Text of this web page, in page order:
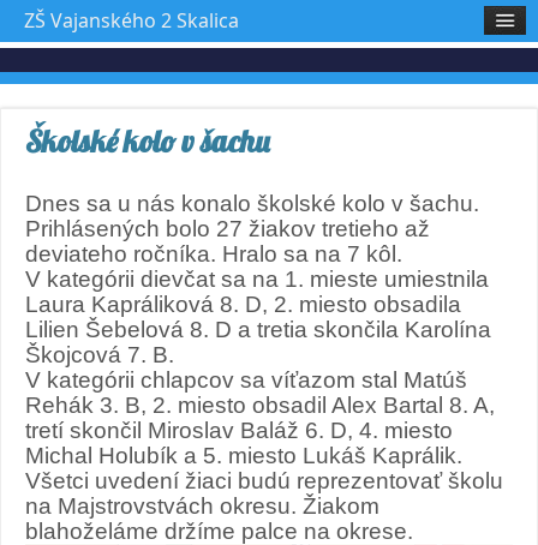
Školské kolo v šachu
Dnes sa u nás konalo školské kolo v šachu.
Prihlásených bolo 27 žiakov tretieho až
deviateho ročníka. Hralo sa na 7 kôl.
V kategórii dievčat sa na 1. mieste umiestnila
Laura Kapráliková 8. D, 2. miesto obsadila
Lilien Šebelová 8. D a tretia skončila Karolína
Škojcová 7. B.
V kategórii chlapcov sa víťazom stal Matúš
Rehák 3. B, 2. miesto obsadil Alex Bartal 8. A,
tretí skončil Miroslav Baláž 6. D, 4. miesto
Michal Holubík a 5. miesto Lukáš Kaprálik.
Všetci uvedení žiaci budú reprezentovať školu
na Majstrovstvách okresu. Žiakom
blahoželáme držíme palce na okrese.
ZŠ Vajanského 2 Skalica